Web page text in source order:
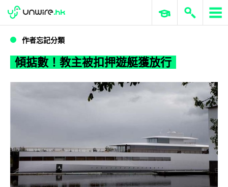
傾掂數！教主被扣押遊艇獲放行
WWDC 2026 ERP 與商業 AI
作者忘記分類
傾掂數！教主被扣押遊艇獲放行